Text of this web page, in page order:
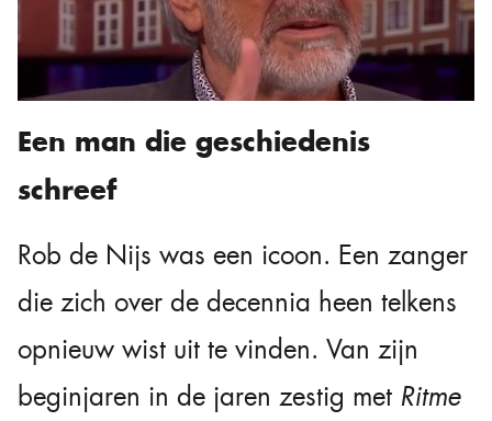
Een man die geschiedenis
schreef
Rob de Nijs was een icoon. Een zanger
die zich over de decennia heen telkens
opnieuw wist uit te vinden. Van zijn
beginjaren in de jaren zestig met Ritme